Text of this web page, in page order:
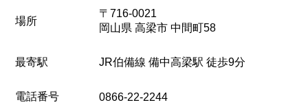
場所
〒716-0021
岡山県 高梁市 中間町58
最寄駅 JR伯備線 備中高梁駅 徒歩9分
電話番号 0866-22-2244